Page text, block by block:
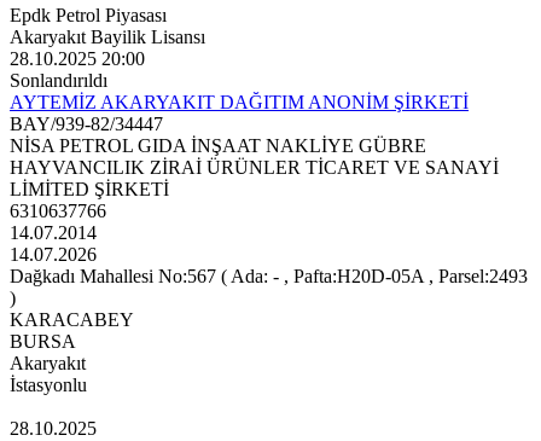
Epdk Petrol Piyasası
Akaryakıt Bayilik Lisansı
28.10.2025 20:00
Sonlandırıldı
AYTEMİZ AKARYAKIT DAĞITIM ANONİM ŞİRKETİ
BAY/939-82/34447
NİSA PETROL GIDA İNŞAAT NAKLİYE GÜBRE
HAYVANCILIK ZİRAİ ÜRÜNLER TİCARET VE SANAYİ
LİMİTED ŞİRKETİ
6310637766
14.07.2014
14.07.2026
Dağkadı Mahallesi No:567 ( Ada: - , Pafta:H20D-05A , Parsel:2493
)
KARACABEY
BURSA
Akaryakıt
İstasyonlu
28.10.2025